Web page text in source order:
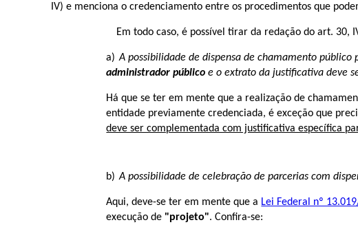
IV) e menciona o credenciamento entre os procedimentos que
Em todo caso, é possível tirar da redação do art. 30,
A possibilidade de dispensa de chamamento
administrador públicoe o extrato da justificativa deve
Há que se ter em mente que a realização de
entidade previamente credenciada, é exceção que
deve ser complementada com justificativa específica
A possibilidade de celebração de parcerias com
Aqui, deve-se ter em mente que a Lei Federal nº
execução de "projeto". Confira-se: